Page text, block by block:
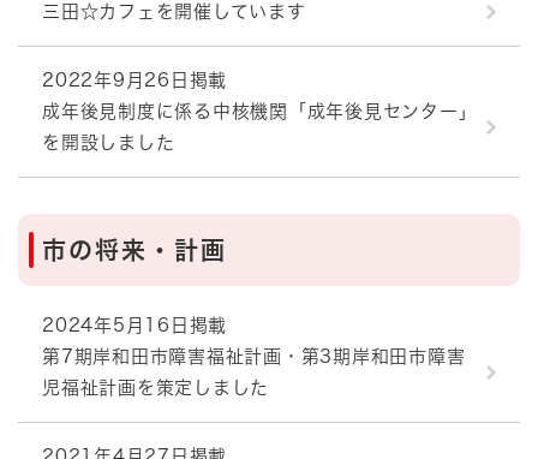
三田☆カフェを開催しています
2022年9月26日掲載
成年後見制度に係る中核機関「成年後見センター」
を開設しました
市の将来・計画
2024年5月16日掲載
第7期岸和田市障害福祉計画・第3期岸和田市障害
児福祉計画を策定しました